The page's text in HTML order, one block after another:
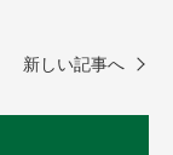
新しい記事へ